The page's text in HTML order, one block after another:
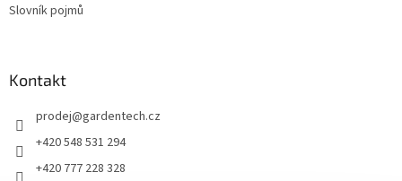
Slovník pojmů
Kontakt
prodej@gardentech.cz
+420 548 531 294
+420 777 228 328